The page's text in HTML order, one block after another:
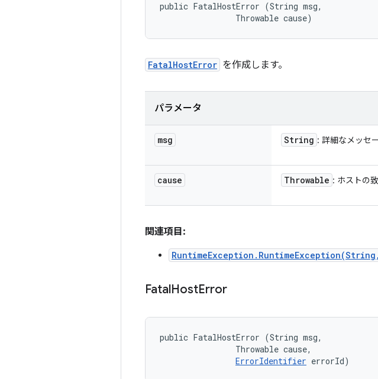
public FatalHostError (String msg,
                Throwable cause)
FatalHostError を作成します。
パラメータ
msg String : 詳細なメッセ
cause Throwable : ホストの
関連項目:
FatalHostError
public FatalHostError (String msg,
                Throwable cause,
ErrorIdentifier errorId)